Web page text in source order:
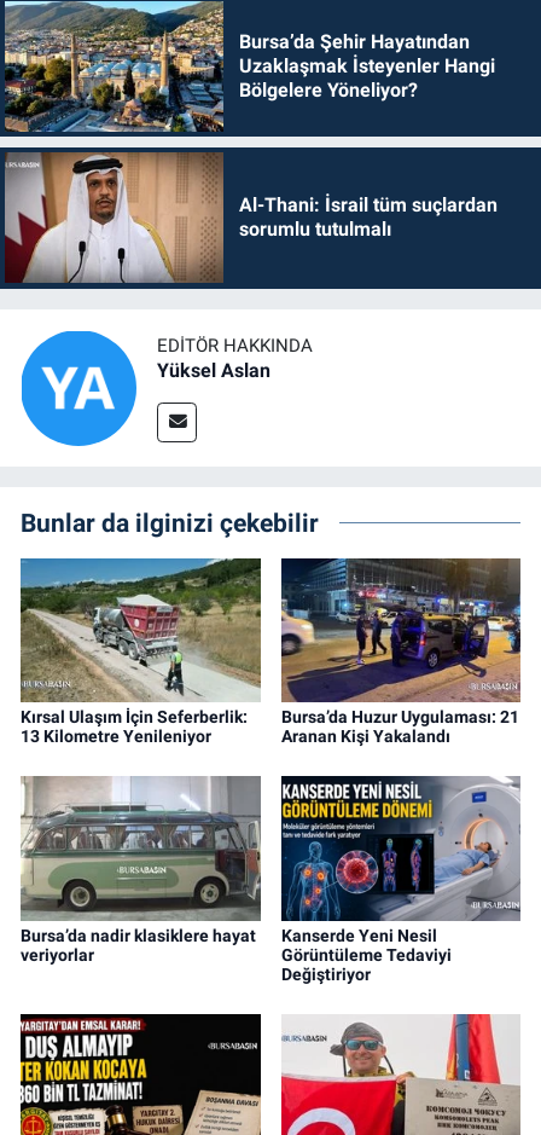
Bursa’da Şehir Hayatından
Uzaklaşmak İsteyenler Hangi
Bölgelere Yöneliyor?
Al-Thani: İsrail tüm suçlardan
sorumlu tutulmalı
EDITÖR HAKKINDA
Yüksel Aslan
Bunlar da ilginizi çekebilir
Kırsal Ulaşım İçin Seferberlik:
13 Kilometre Yenileniyor
Bursa’da Huzur Uygulaması: 21
Aranan Kişi Yakalandı
Bursa’da nadir klasiklere hayat
veriyorlar
Kanserde Yeni Nesil
Görüntüleme Tedaviyi
Değiştiriyor